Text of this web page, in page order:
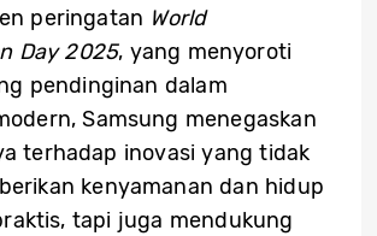
peringatan World
Day 2025, yang menyoroti
pendinginan dalam
Samsung menegaskan
terhadap inovasi yang tidak
kenyamanan dan hidup
tapi juga mendukung